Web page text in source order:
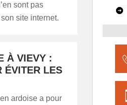
sont pas
site internet.
À VIEVY :
ÉVITER LES
ardoise a pour